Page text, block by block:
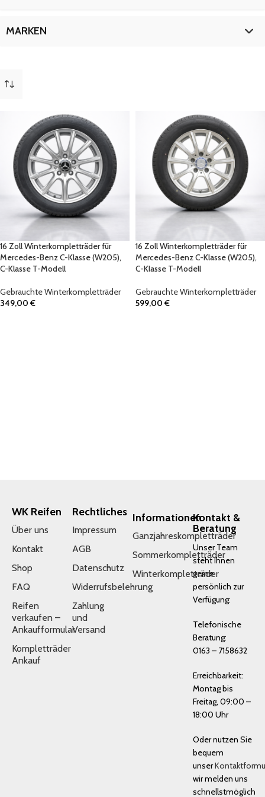
T-MODELL
2
MARKEN
16 Zoll Winterkompletträder für
Mercedes-Benz C-Klasse (W205),
C-Klasse T-Modell
Gebrauchte Winterkompletträder
349,00€
16 Zoll Winterkompletträder für
Mercedes-Benz C-Klasse (W205),
C-Klasse T-Modell
Gebrauchte Winterkompletträder
599,00€
WK Reifen
Über uns
Kontakt
Shop
FAQ
Reifen
verkaufen –
Ankaufformular
Kompletträder
Ankauf
Rechtliches
Impressum
AGB
Datenschutz
Widerrufsbelehrung
Zahlung
und
Versand
Informationen
Ganzjahreskompletträder
Sommerkompletträder
Winterkompletträder
Kontakt &
Beratung
Unser Team
steht Ihnen
gerne
persönlich zur
Verfügung:
Telefonische
Beratung:
0163 – 7158632
Erreichbarkeit:
Montag bis
Freitag, 09:00 –
18:00 Uhr
Oder nutzen Sie
bequem
unser
wir melden uns
schnellstmöglich